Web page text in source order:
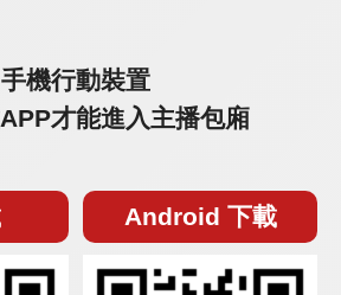
手機行動裝置
才能進入主播包廂
Android 下載